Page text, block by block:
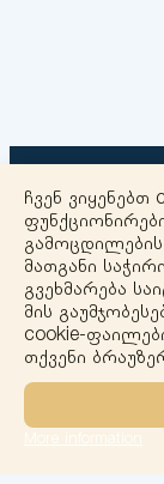
ჩვენ ვიყენებთ
მათგანი
გვეხმარება
მის
cookie-
თქვენი
More information